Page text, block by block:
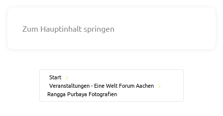
Zum Hauptinhalt springen
Start
Veranstaltungen - Eine Welt Forum Aachen
Rangga Purbaya Fotografien